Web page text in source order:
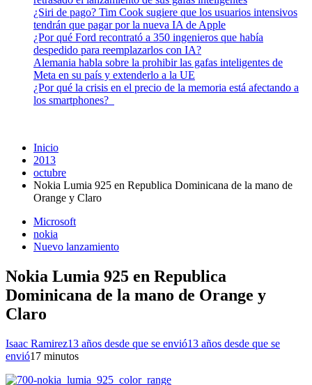
¿Siri de pago? Tim Cook sugiere que los usuarios intensivos
tendrán que pagar por la nueva IA de Apple
¿Por qué Ford recontrató a 350 ingenieros que había
despedido para reemplazarlos con IA?
Alemania habla sobre la prohibir las gafas inteligentes de
Meta en su país y extenderlo a la UE
¿Por qué la crisis en el precio de la memoria está afectando a
los smartphones?
Inicio
2013
octubre
Nokia Lumia 925 en Republica Dominicana de la mano de
Orange y Claro
Microsoft
nokia
Nuevo lanzamiento
Nokia Lumia 925 en Republica
Dominicana de la mano de Orange y
Claro
Isaac Ramirez13 años desde que se envió13 años desde que se
envió1 7 minutos